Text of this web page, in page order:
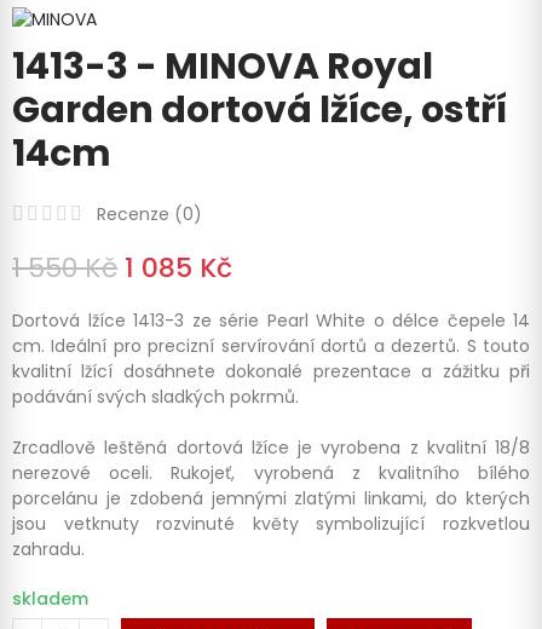
1413-3 - MINOVA Royal
Garden dortová lžíce, ostří
14cm
Recenze (0)
1 550 Kč 1 085 Kč
Dortová lžíce 1413-3 ze série Pearl White o délce čepele 14
cm. Ideální pro precizní servírování dortů a dezertů. S touto
kvalitní lžící dosáhnete dokonalé prezentace a zážitku při
podávání svých sladkých pokrmů.
Zrcadlově leštěná dortová lžíce je vyrobena z kvalitní 18/8
nerezové oceli. Rukojeť, vyrobená z kvalitního bílého
porcelánu je zdobená jemnými zlatými linkami, do kterých
jsou vetknuty rozvinuté květy symbolizující rozkvetlou
zahradu.
skladem